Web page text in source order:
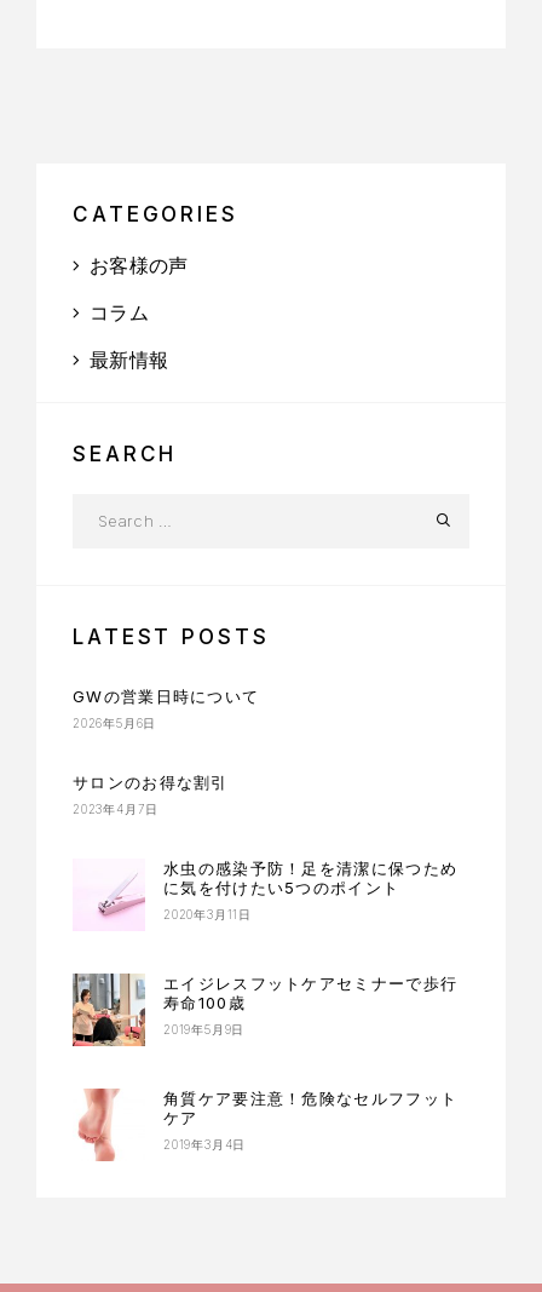
CATEGORIES
お客様の声
コラム
最新情報
SEARCH
LATEST POSTS
GWの営業日時について
2026年5月6日
サロンのお得な割引
2023年4月7日
水虫の感染予防！足を清潔に保つため
に気を付けたい5つのポイント
2020年3月11日
エイジレスフットケアセミナーで歩行
寿命100歳
2019年5月9日
角質ケア要注意！危険なセルフフット
ケア
2019年3月4日